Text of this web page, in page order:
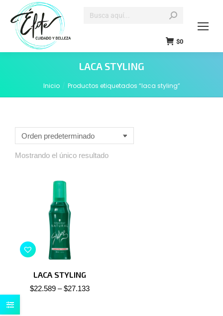
$0
LACA STYLING
Estás aquí:Inicio Productos etiquetados “laca styling”
Mostrando el único resultado
LACA STYLING
$22.589–$27.133